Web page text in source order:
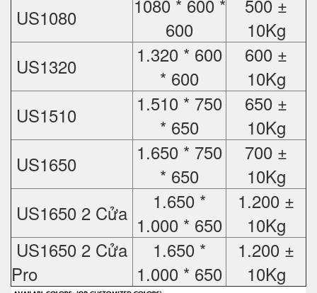
US1080
1080 * 600 *
600
500 ±
10Kg
US1320
1.320 * 600
* 600
600 ±
10Kg
US1510
1.510 * 750
* 650
650 ±
10Kg
US1650
1.650 * 750
* 650
700 ±
10Kg
US1650 2 Cửa
1.650 *
1.000 * 650
1.200 ±
10Kg
US1650 2 Cửa
Pro
1.650 *
1.000 * 650
1.200 ±
10Kg